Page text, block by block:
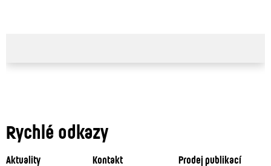
Rychlé odkazy
Aktuality Kontakt
Prodej publikací